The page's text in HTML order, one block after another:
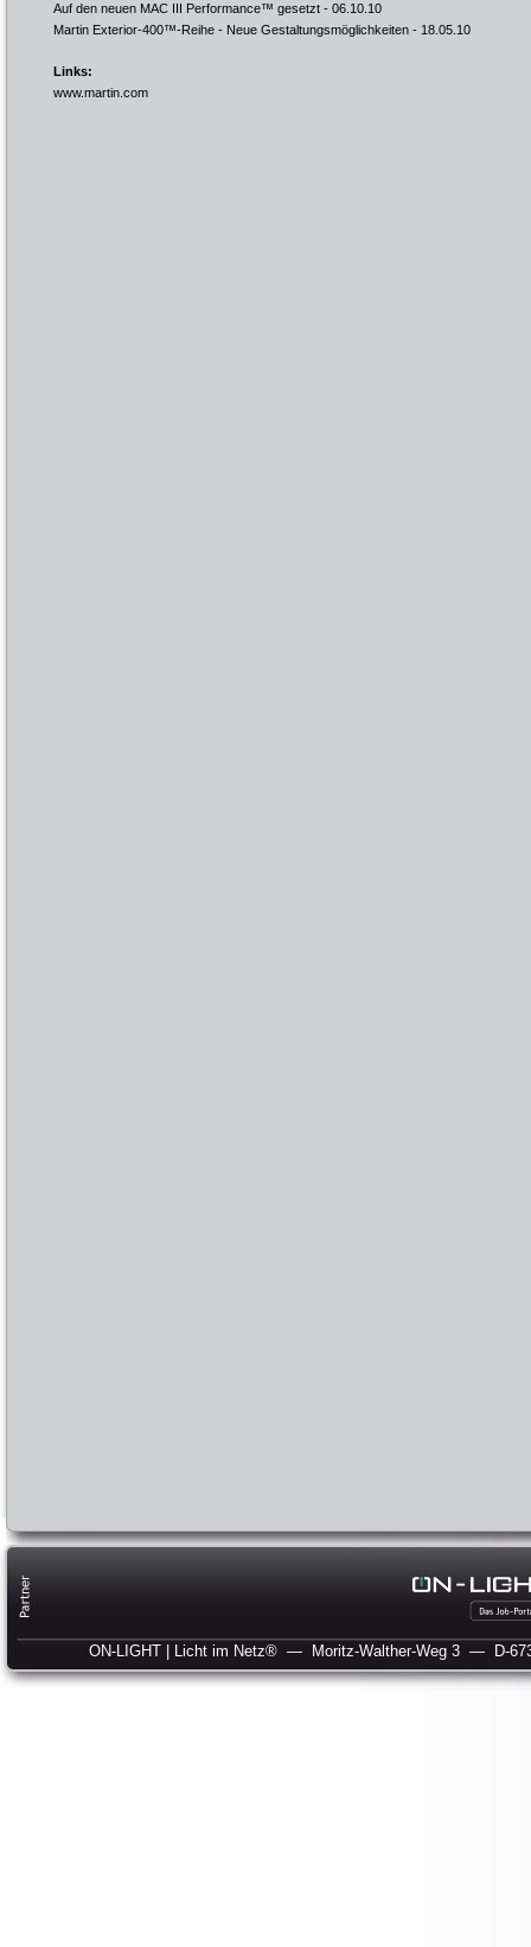
Auf den neuen MAC III Performance™ gesetzt - 06.10.10
Martin Exterior-400™-Reihe - Neue Gestaltungsmöglichkeiten - 18.05.10
Links:
www.martin.com
ON-LIGHT | Licht im Netz® — Moritz-Walther-Weg 3 — D-